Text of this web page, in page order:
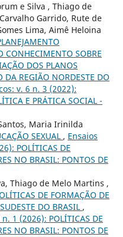
e Silva , Thiago de
Garrido, Rute de
Lima, Aimê Heloina
CONHECIMENTO SOBRE
DOS PLANOS
DA REGIÃO NORDESTE DO
v. 6 n. 3 (2022):
E PRÁTICA SOCIAL -
Maria Irinilda
SEXUAL , Ensaios
POLÍTICAS DE
NO BRASIL: PONTOS DE
Thiago de Melo Martins ,
DE FORMAÇÃO DE
DO BRASIL ,
1 (2026): POLÍTICAS DE
NO BRASIL: PONTOS DE